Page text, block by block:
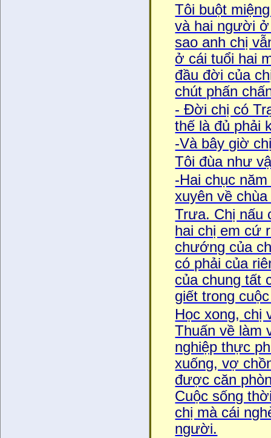
Tôi buột
và hai người
sao anh chị
ở cái tuổi hai
đầu đời của
chút phấn
- Đời chị có
thế là đủ phải
-Và bây giờ
Tôi đùa như
-Hai chục
xuyên về
Trưa. Chị nấu
hai chị em cứ
chướng của
có phải của
của chung tất
giết trong
Học xong, chị
Thuấn về làm
nghiệp thực
xuống, vợ
được căn
Cuộc sống
chị mà cái
người.